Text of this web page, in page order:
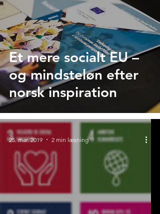
Et mere socialt EU –
og mindsteløn efter
norsk inspiration
25. mar. 2019 2 min læsning